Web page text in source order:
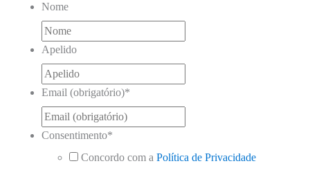
Nome
Apelido
Email (obrigatório)*
Consentimento*
Concordo com a Política de Privacidade